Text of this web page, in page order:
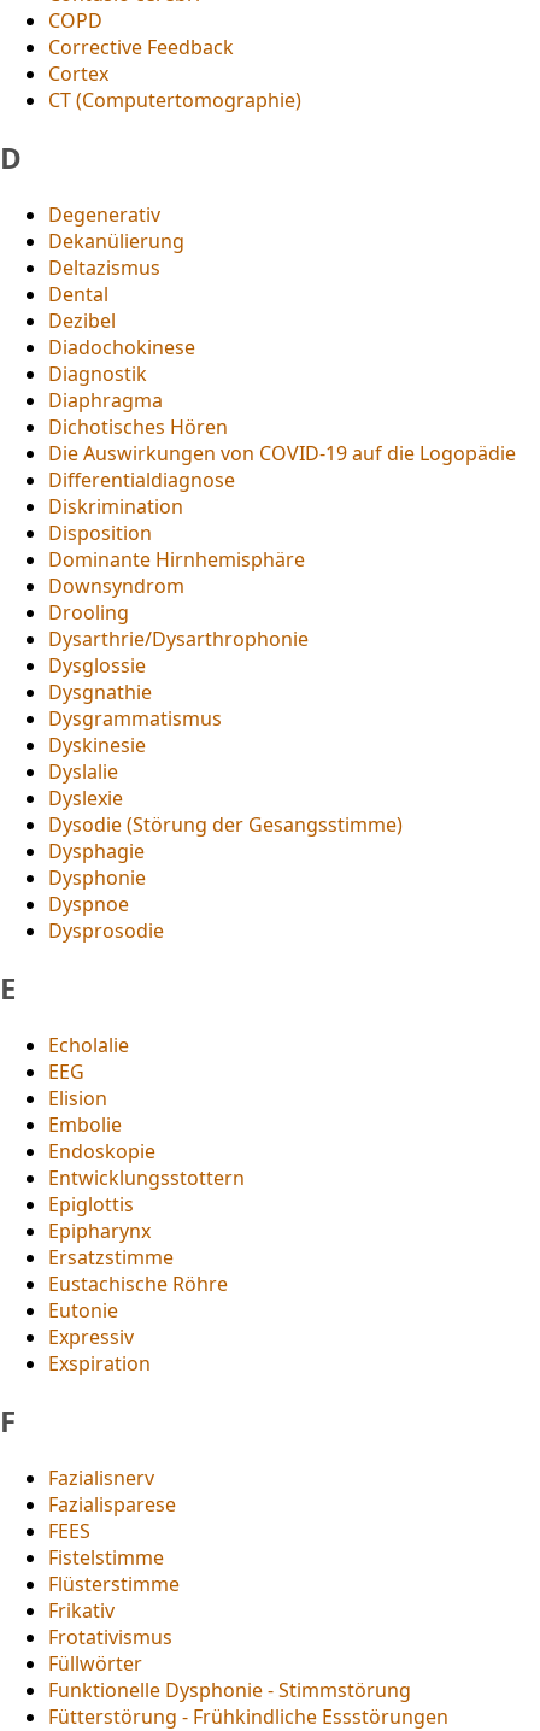
COPD
Corrective Feedback
Cortex
CT (Computertomographie)
D
Degenerativ
Dekanülierung
Deltazismus
Dental
Dezibel
Diadochokinese
Diagnostik
Diaphragma
Dichotisches Hören
Die Auswirkungen von COVID-19 auf die Logopädie
Differentialdiagnose
Diskrimination
Disposition
Dominante Hirnhemisphäre
Downsyndrom
Drooling
Dysarthrie/Dysarthrophonie
Dysglossie
Dysgnathie
Dysgrammatismus
Dyskinesie
Dyslalie
Dyslexie
Dysodie (Störung der Gesangsstimme)
Dysphagie
Dysphonie
Dyspnoe
Dysprosodie
E
Echolalie
EEG
Elision
Embolie
Endoskopie
Entwicklungsstottern
Epiglottis
Epipharynx
Ersatzstimme
Eustachische Röhre
Eutonie
Expressiv
Exspiration
F
Fazialisnerv
Fazialisparese
FEES
Fistelstimme
Flüsterstimme
Frikativ
Frotativismus
Füllwörter
Funktionelle Dysphonie - Stimmstörung
Fütterstörung - Frühkindliche Essstörungen